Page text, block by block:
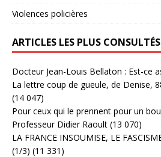
Violences policières
ARTICLES LES PLUS CONSULTÉS
Docteur Jean-Louis Bellaton : Est-ce
La lettre coup de gueule, de Denise,
(14 047)
Pour ceux qui le prennent pour un
Professeur Didier Raoult (13 070)
LA FRANCE INSOUMISE, LE
(1/3) (11 331)